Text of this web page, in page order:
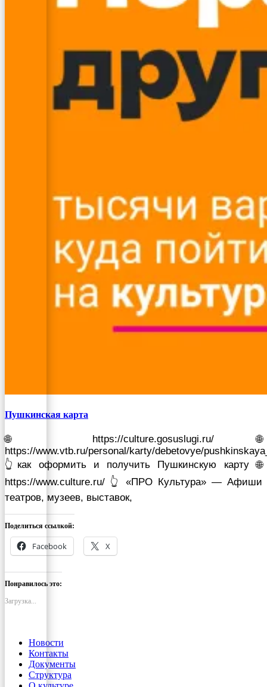
Пушкинская карта
🌐 https://culture.gosuslugi.ru/ 🌐
https://www.vtb.ru/personal/karty/debetovye/
👆как оформить и получить Пушкинскую карту 🌐
https://www.culture.ru/ 👆 «ПРО Культура» — Афиши
театров, музеев, выставок,
Поделиться ссылкой:
Facebook X
Понравилось это:
Загрузка...
Новости
Контакты
Документы
Структура